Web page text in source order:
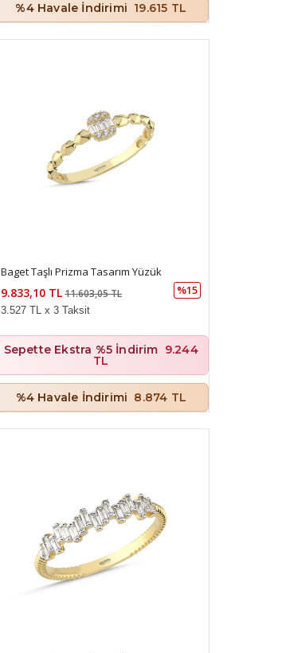
%4 Havale İndirimi 19.615 TL
Baget Taşlı Prizma Tasarım Yüzük
9.833,10 TL11.603,05 TL %15
3.527 TL x 3 Taksit
Sepette Ekstra %5 İndirim 9.244
TL
%4 Havale İndirimi 8.874 TL